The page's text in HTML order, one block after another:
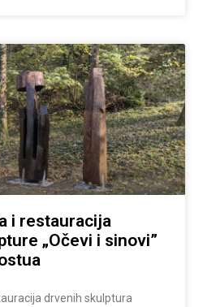
i restauracija
„Očevi i sinovi”
drvenih skulptura